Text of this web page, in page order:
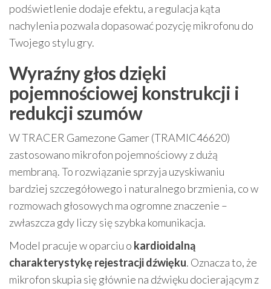
podświetlenie dodaje efektu, a regulacja kąta
nachylenia pozwala dopasować pozycję mikrofonu do
Twojego stylu gry.
Wyraźny głos dzięki
pojemnościowej konstrukcji i
redukcji szumów
W TRACER Gamezone Gamer (TRAMIC46620)
zastosowano mikrofon pojemnościowy z dużą
membraną. To rozwiązanie sprzyja uzyskiwaniu
bardziej szczegółowego i naturalnego brzmienia, co w
rozmowach głosowych ma ogromne znaczenie –
zwłaszcza gdy liczy się szybka komunikacja.
Model pracuje w oparciu o kardioidalną
charakterystykę rejestracji dźwięku. Oznacza to, że
mikrofon skupia się głównie na dźwięku docierającym z